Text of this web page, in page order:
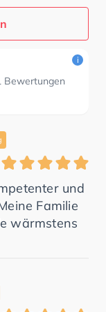
Bewertungen
i
und
Familie
wärmstens